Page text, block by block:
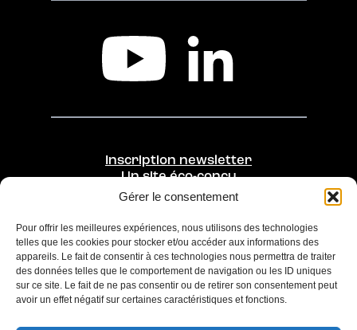
Gérer le consentement
Pour offrir les meilleures expériences, nous utilisons des technologies
telles que les cookies pour stocker et/ou accéder aux informations des
appareils. Le fait de consentir à ces technologies nous permettra de traiter
des données telles que le comportement de navigation ou les ID uniques
sur ce site. Le fait de ne pas consentir ou de retirer son consentement peut
avoir un effet négatif sur certaines caractéristiques et fonctions.
Inscription newsletter
Un site éco-conçu
Une initiative de Opérée par